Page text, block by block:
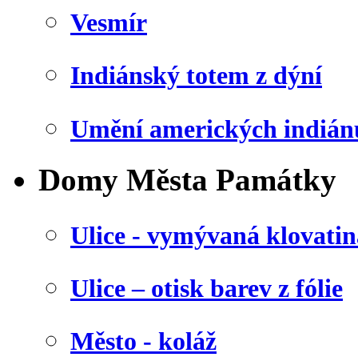
Vesmír
Indiánský totem z dýní
Umění amerických
Domy Města Památky
Ulice - vymývaná
Ulice – otisk barev z fólie
Město - koláž